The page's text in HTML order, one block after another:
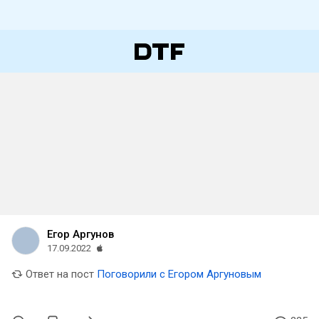
Егор Аргунов
17.09.2022
Ответ на пост Поговорили с Егором Аргуновым